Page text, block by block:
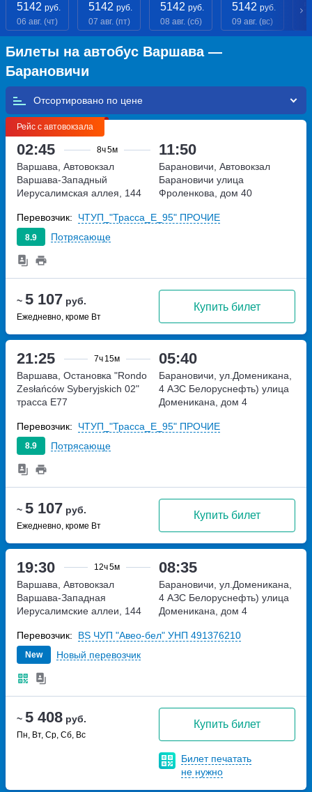
5142 руб.
06 авг. (чт)
5142 руб.
07 авг. (пт)
5142 руб.
08 авг. (сб)
5142 руб.
09 авг. (вс)
Билеты на автобус Варшава —
Барановичи
Отсортировано по
Рейс с автовокзала
02:45 8ч5м 11:50
~ 5 107 руб.
Ежедневно, кроме Вт
Купить билет
Варшава, Автовокзал
Варшава-Западный
Иерусалимская аллея, 144
Барановичи, Автовокзал
Барановичи улица
Фроленкова, дом 40
8.9 Потрясающе
Перевозчик: ЧТУП_"Трасса_Е_95" ПРОЧИЕ
21:25 7ч 15м 05:40
~ 5 107 руб.
Ежедневно, кроме Вт
Купить билет
Варшава, Остановка "Rondo
Zesłańców Syberyjskich 02"
трасса E77
Барановичи, ул.Доменикана,
4 АЗС Белоруснефть) улица
Доменикана, дом 4
8.9 Потрясающе
Перевозчик: ЧТУП_"Трасса_Е_95" ПРОЧИЕ
19:30 12ч5м 08:35
~ 5 408 руб.
Пн, Вт, Ср, Сб, Вс
Купить билет
Билет печатать
не нужно
Варшава, Автовокзал
Варшава-Западная
Иерусалимские аллеи, 144
Барановичи, ул.Доменикана,
4 АЗС Белоруснефть) улица
Доменикана, дом 4
New Новый перевозчик
Перевозчик: BS ЧУП "Авео-бел" УНП 491376210